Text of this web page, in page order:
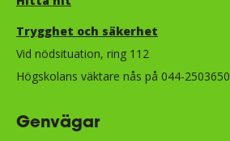
Trygghet och säkerhet​​​​​​​​​​​
Vid nödsituation, ring 112
Högskolans väktare nås på 044-2503650
Genvägar